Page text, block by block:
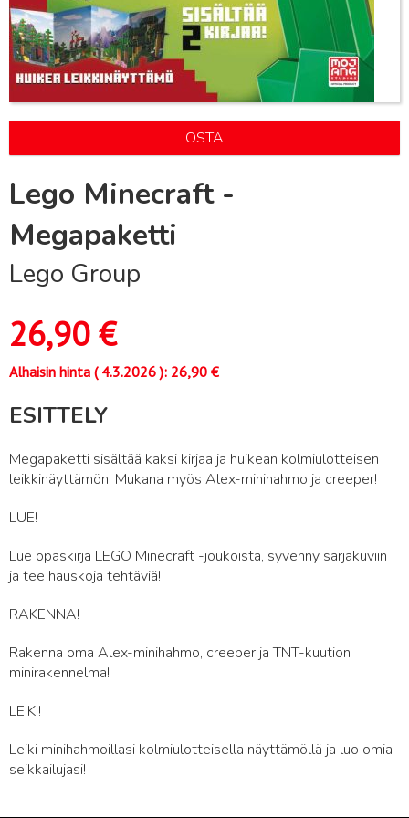
OSTA
Lego Minecraft -
Megapaketti
Lego Group
26,90€
Alhaisin hinta (4.3.2026): 26,90 €
ESITTELY
Megapaketti sisältää kaksi kirjaa ja huikean kolmiulotteisen
leikkinäyttämön! Mukana myös Alex-minihahmo ja creeper!
LUE!
Lue opaskirja LEGO Minecraft -joukoista, syvenny sarjakuviin
ja tee hauskoja tehtäviä!
RAKENNA!
Rakenna oma Alex-minihahmo, creeper ja TNT-kuution
minirakennelma!
LEIKI!
Leiki minihahmoillasi kolmiulotteisella näyttämöllä ja luo omia
seikkailujasi!